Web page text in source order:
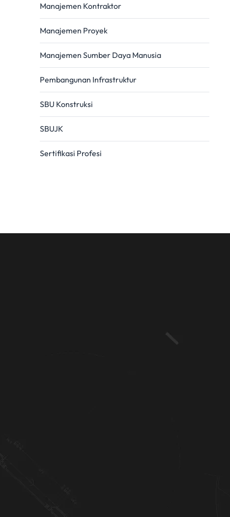
Manajemen Kontraktor
Manajemen Proyek
Manajemen Sumber Daya Manusia
Pembangunan Infrastruktur
SBU Konstruksi
SBUJK
Sertifikasi Profesi